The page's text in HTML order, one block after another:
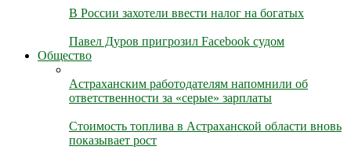
В России захотели ввести налог на богатых
Павел Дуров пригрозил Facebook судом
Общество
Астраханским работодателям напомнили об
ответственности за «серые» зарплаты
Стоимость топлива в Астраханской области вновь
показывает рост